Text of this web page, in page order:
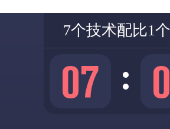
7个技术配比1
07 0